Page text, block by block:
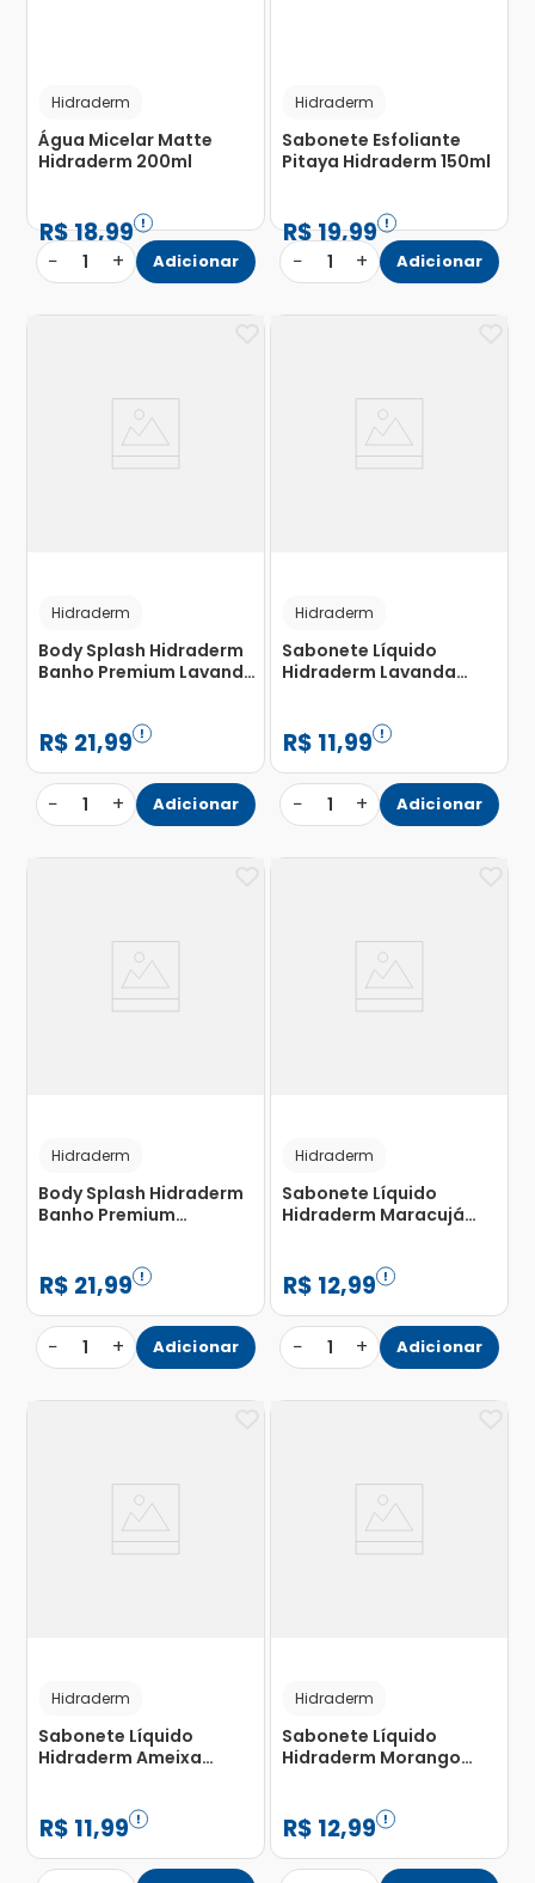
Hidraderm
Água Micelar Matte
Hidraderm 200ml
R$18,99
− 1 + Adicionar
Hidraderm
Sabonete Esfoliante
Pitaya Hidraderm 150ml
R$19,99
− 1 + Adicionar
Hidraderm
Body Splash Hidraderm
Banho Premium Lavanda
R$ 21,99
− 1 + Adicionar
Hidraderm
Sabonete Líquido
Hidraderm Lavanda
R$ 11,99
− 1 + Adicionar
Hidraderm
Body Splash Hidraderm
Banho Premium
R$ 21,99
− 1 + Adicionar
Hidraderm
Sabonete Líquido
Hidraderm Maracujá
R$ 12,99
− 1 + Adicionar
Hidraderm
Sabonete Líquido
Hidraderm Ameixa
R$ 11,99
Hidraderm
Sabonete Líquido
Hidraderm Morango
R$ 12,99